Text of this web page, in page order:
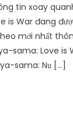
tin xoay
is War đang
mới nhất
sama: Love is
sama: Nụ […]